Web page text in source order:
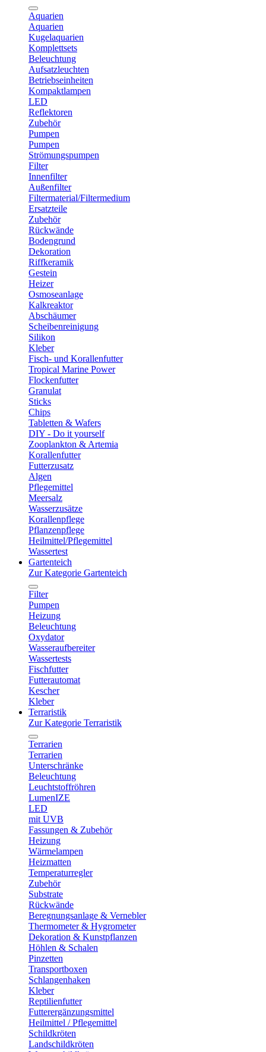
Aquarien
Aquarien
Kugelaquarien
Komplettsets
Beleuchtung
Aufsatzleuchten
Betriebseinheiten
Kompaktlampen
LED
Reflektoren
Zubehör
Pumpen
Pumpen
Strömungspumpen
Filter
Innenfilter
Außenfilter
Filtermaterial/Filtermedium
Ersatzteile
Zubehör
Rückwände
Bodengrund
Dekoration
Riffkeramik
Gestein
Heizer
Osmoseanlage
Kalkreaktor
Abschäumer
Scheibenreinigung
Silikon
Kleber
Fisch- und Korallenfutter
Tropical Marine Power
Flockenfutter
Granulat
Sticks
Chips
Tabletten & Wafers
DIY - Do it yourself
Zooplankton & Artemia
Korallenfutter
Futterzusatz
Algen
Pflegemittel
Meersalz
Wasserzusätze
Korallenpflege
Pflanzenpflege
Heilmittel/Pflegemittel
Wassertest
Gartenteich
Zur Kategorie Gartenteich
Filter
Pumpen
Heizung
Beleuchtung
Oxydator
Wasseraufbereiter
Wassertests
Fischfutter
Futterautomat
Kescher
Kleber
Terraristik
Zur Kategorie Terraristik
Terrarien
Terrarien
Unterschränke
Beleuchtung
Leuchtstoffröhren
LumenIZE
LED
mit UVB
Fassungen & Zubehör
Heizung
Wärmelampen
Heizmatten
Temperaturregler
Zubehör
Substrate
Rückwände
Beregnungsanlage & Vernebler
Thermometer & Hygrometer
Dekoration & Kunstpflanzen
Höhlen & Schalen
Pinzetten
Transportboxen
Schlangenhaken
Kleber
Reptilienfutter
Futterergänzungsmittel
Heilmittel / Pflegemittel
Schildkröten
Landschildkröten